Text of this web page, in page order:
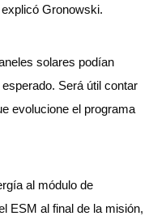
Gronowski.
solares podían
Será útil contar
evolucione el programa
al módulo de
ESM al final de la misión,